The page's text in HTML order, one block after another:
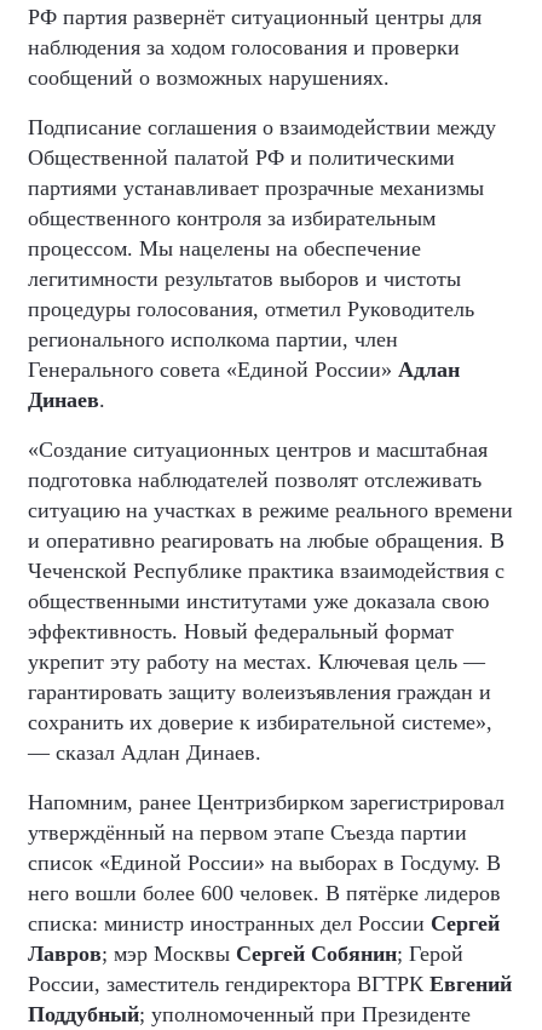
РФ партия развернёт ситуационный центры для
наблюдения за ходом голосования и проверки
сообщений о возможных нарушениях.
Подписание соглашения о взаимодействии между
Общественной палатой РФ и политическими
партиями устанавливает прозрачные механизмы
общественного контроля за избирательным
процессом. Мы нацелены на обеспечение
легитимности результатов выборов и чистоты
процедуры голосования, отметил Руководитель
регионального исполкома партии, член
Генерального совета «Единой России» Адлан
Динаев.
«Создание ситуационных центров и масштабная
подготовка наблюдателей позволят отслеживать
ситуацию на участках в режиме реального времени
и оперативно реагировать на любые обращения. В
Чеченской Республике практика взаимодействия с
общественными институтами уже доказала свою
эффективность. Новый федеральный формат
укрепит эту работу на местах. Ключевая цель —
гарантировать защиту волеизъявления граждан и
сохранить их доверие к избирательной системе»,
— сказал Адлан Динаев.
Напомним, ранее Центризбирком зарегистрировал
утверждённый на первом этапе Съезда партии
список «Единой России» на выборах в Госдуму. В
него вошли более 600 человек. В пятёрке лидеров
списка: министр иностранных дел России Сергей
Лавров; мэр Москвы Сергей Собянин; Герой
России, заместитель гендиректора ВГТРК Евгений
Поддубный; уполномоченный при Президенте